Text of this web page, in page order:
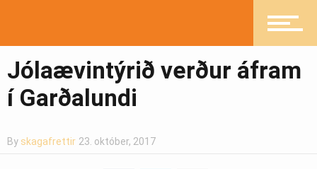
Heilsueflandi samfélag
Jólaævintýrið verður áfram
í Garðalundi
By skagafrettir 23. október, 2017